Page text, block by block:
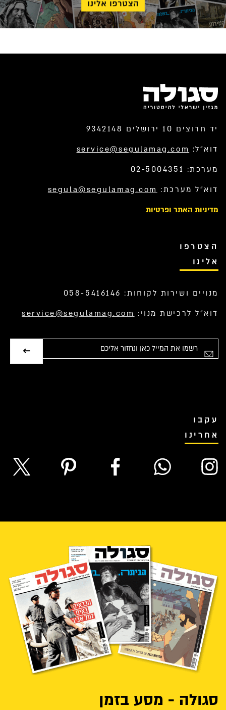
יד חרוצים 10 ירושלים 9342148
דוא”ל: service@segulamag.com
מערכת: 02-5004351
דוא”ל מערכת: segula@segulamag.com
מדיניות האתר ופרטיות
הצטרפו
אלינו
מנויים ושירות לקוחות: 058-5416146
דוא”ל לרכישת מנוי: service@segulamag.com
עקבו
אחרינו
סגולה - מסע בזמן